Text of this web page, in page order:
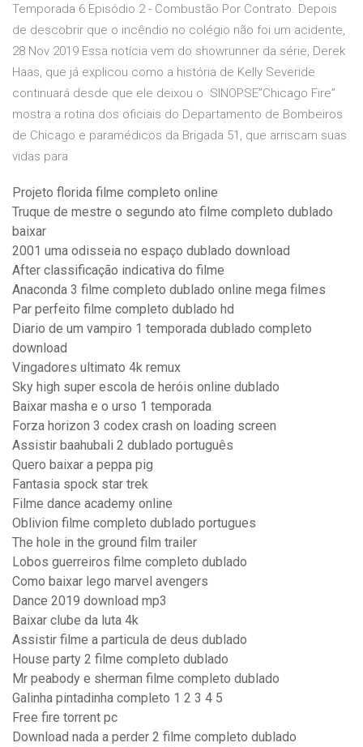
Temporada 6 Episódio 2 - Combustão Por Contrato. Depois
de descobrir que o incêndio no colégio não foi um acidente,
28 Nov 2019 Essa notícia vem do showrunner da série, Derek
Haas, que já explicou como a história de Kelly Severide
continuará desde que ele deixou o SINOPSE”Chicago Fire”
mostra a rotina dos oficiais do Departamento de Bombeiros
de Chicago e paramédicos da Brigada 51, que arriscam suas
vidas para
Projeto florida filme completo online
Truque de mestre o segundo ato filme completo dublado
baixar
2001 uma odisseia no espaço dublado download
After classificação indicativa do filme
Anaconda 3 filme completo dublado online mega filmes
Par perfeito filme completo dublado hd
Diario de um vampiro 1 temporada dublado completo
download
Vingadores ultimato 4k remux
Sky high super escola de heróis online dublado
Baixar masha e o urso 1 temporada
Forza horizon 3 codex crash on loading screen
Assistir baahubali 2 dublado português
Quero baixar a peppa pig
Fantasia spock star trek
Filme dance academy online
Oblivion filme completo dublado portugues
The hole in the ground film trailer
Lobos guerreiros filme completo dublado
Como baixar lego marvel avengers
Dance 2019 download mp3
Baixar clube da luta 4k
Assistir filme a particula de deus dublado
House party 2 filme completo dublado
Mr peabody e sherman filme completo dublado
Galinha pintadinha completo 1 2 3 4 5
Free fire torrent pc
Download nada a perder 2 filme completo dublado